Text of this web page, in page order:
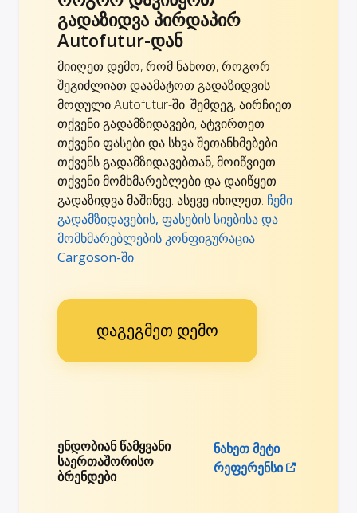
გადაზიდვა პირდაპირ
Autofutur-დან
მიიღეთ დემო, რომ ნახოთ, როგორ
შეგიძლიათ დაამატოთ გადაზიდვის
მოდული Autofutur-ში. შემდეგ, აირჩიეთ
თქვენი გადამზიდავები, ატვირთეთ
თქვენი ფასები და სხვა შეთანხმებები
თქვენს გადამზიდავებთან, მოიწვიეთ
თქვენი მომხმარებლები და დაიწყეთ
გადაზიდვა მაშინვე. ასევე იხილეთ: ჩემი
გადამზიდავების, ფასების სიებისა და
მომხმარებლების კონფიგურაცია
Cargoson-ში.
დაგეგმეთ დემო
ენდობიან წამყვანი
საერთაშორისო
ბრენდები
ნახეთ მეტი
რეფერენსი